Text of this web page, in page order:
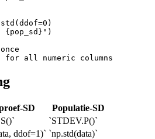
all numeric columns
SD
Populatie-SD
`STDEV.P()`
ddof=1)` `np.std(data)`